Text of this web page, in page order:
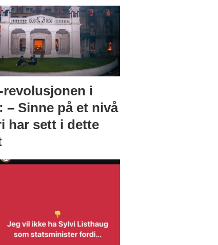
revolusjonen i
– Sinne på et nivå
har sett i dette